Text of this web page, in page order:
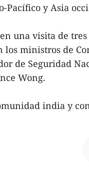
Pacífico y Asia
una visita de tres
los ministros de
de Seguridad
Wong.
india y